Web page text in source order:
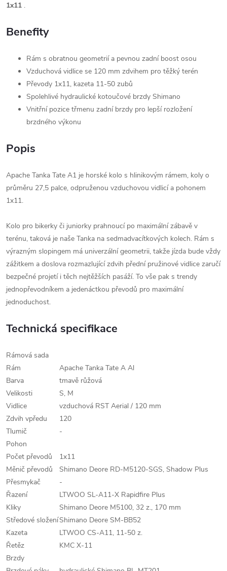
1x11 .
Benefity
Rám s obratnou geometrií a pevnou zadní boost osou
Vzduchová vidlice se 120 mm zdvihem pro těžký terén
Převody 1x11, kazeta 11-50 zubů
Spolehlivé hydraulické kotoučové brzdy Shimano
Vnitřní pozice třmenu zadní brzdy pro lepší rozložení
brzdného výkonu
Popis
Apache Tanka Tate A1 je horské kolo s hlinikovým rámem, koly o
průměru 27,5 palce, odpruženou vzduchovou vidlicí a pohonem
1x11.
Kolo pro bikerky či juniorky prahnoucí po maximální zábavě v
terénu, taková je naše Tanka na sedmadvacítkových kolech. Rám s
výrazným slopingem má univerzální geometrii, takže jízda bude vždy
zážitkem a doslova rozmazlující zdvih přední pružinové vidlice zaručí
bezpečné projetí i těch nejtěžších pasáží. To vše pak s trendy
jednopřevodníkem a jedenáctkou převodů pro maximální
jednoduchost.
Technická specifikace
Rámová sada
Rám
Apache Tanka Tate A Al
Barva
tmavě růžová
Velikosti
S, M
Vidlice
vzduchová RST Aerial / 120 mm
Zdvih vpředu
120
Tlumič
-
Pohon
Počet převodů
1x11
Měnič převodů
Shimano Deore RD-M5120-SGS, Shadow Plus
Přesmykač
-
Řazení
LTWOO SL-A11-X Rapidfire Plus
Kliky
Shimano Deore M5100, 32 z., 170 mm
Středové složeníShimano Deore SM-BB52
Kazeta
LTWOO CS-A11, 11-50 z.
Řetěz
KMC X-11
Brzdy